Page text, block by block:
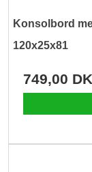
Konsolbord
120x25x81
749,00